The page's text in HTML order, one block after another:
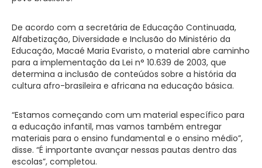
De acordo com a secretária de Educação Continuada,
Alfabetização, Diversidade e Inclusão do Ministério da
Educação, Macaé Maria Evaristo, o material abre caminho
para a implementação da Lei n° 10.639 de 2003, que
determina a inclusão de conteúdos sobre a história da
cultura afro-brasileira e africana na educação básica.
“Estamos começando com um material específico para
a educação infantil, mas vamos também entregar
materiais para o ensino fundamental e o ensino médio”,
disse. “É importante avançar nessas pautas dentro das
escolas”, completou.